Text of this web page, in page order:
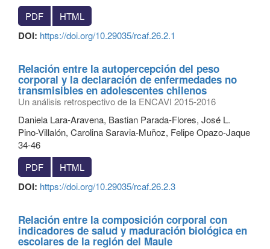
PDF
HTML
DOI: https://doi.org/10.29035/rcaf.26.2.1
Relación entre la autopercepción del peso
corporal y la declaración de enfermedades no
transmisibles en adolescentes chilenos
Un análisis retrospectivo de la ENCAVI 2015-2016
Daniela Lara-Aravena, Bastian Parada-Flores, José L.
Pino-Villalón, Carolina Saravia-Muñoz, Felipe Opazo-Jaque
34-46
PDF
HTML
DOI: https://doi.org/10.29035/rcaf.26.2.3
Relación entre la composición corporal con
indicadores de salud y maduración biológica en
escolares de la región del Maule